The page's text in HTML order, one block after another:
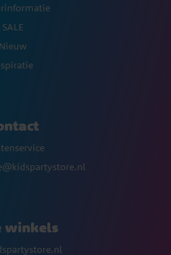
SALE
Nieuw
winkels